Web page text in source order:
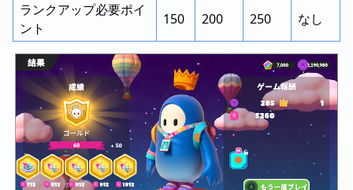
ランクアップ必要ポイ
ント
150 200 250 なし